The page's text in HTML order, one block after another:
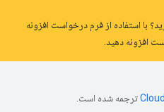
با استفاده از فرم درخواست افزونه
افزونه دهید.
ترجمه شده است.